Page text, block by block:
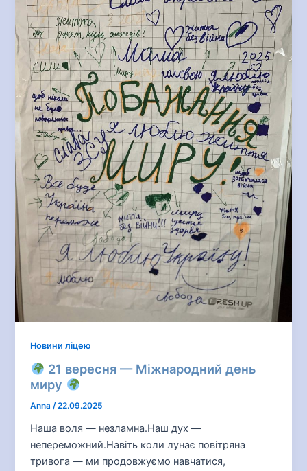
Новини ліцею
21 вересня — Міжнародний день
миру
Anna/22.09.2025
Наша воля — незламна.Наш дух —
непереможний.Навіть коли лунає повітряна
тривога — ми продовжуємо навчатися,